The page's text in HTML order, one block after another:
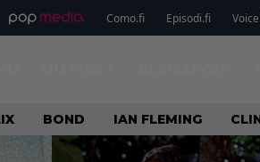
Como.fi Episodi.fi
BOND IAN FLEMING